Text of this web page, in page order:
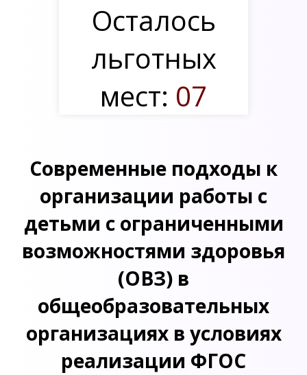
Осталось
льготных
мест: 07
Современные подходы к
организации работы с
детьми с ограниченными
возможностями здоровья
(ОВЗ) в
общеобразовательных
организациях в условиях
реализации ФГОС